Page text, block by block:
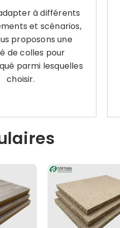
à différents
et scénarios,
proposons une
de colles pour
parmi lesquelles
choisir.
proposons une
de colles pour
parmi lesquelles
choisir.
encore plus